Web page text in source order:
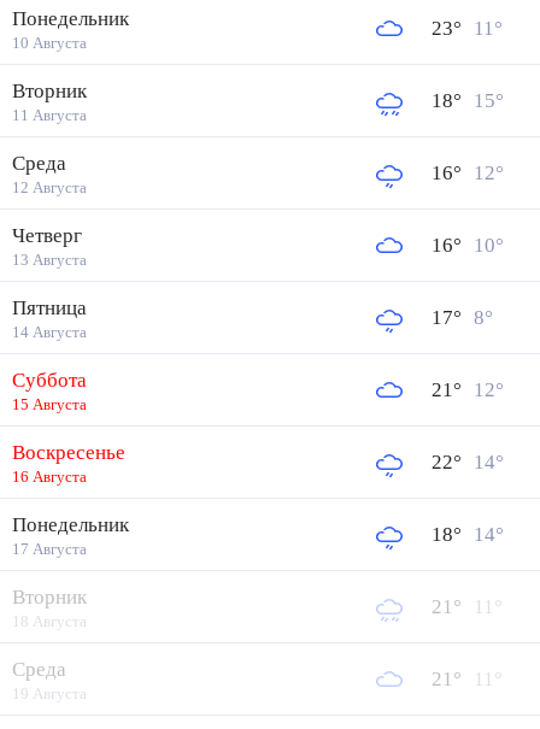
Понедельник
10 Августа
23° 11°
Вторник
11 Августа
18° 15°
Среда
12 Августа
16° 12°
Четверг
13 Августа
16° 10°
Пятница
14 Августа
17° 8°
Суббота
15 Августа
21° 12°
Воскресенье
16 Августа
22° 14°
Понедельник
17 Августа
18° 14°
Вторник
18 Августа
21° 11°
Среда
19 Августа
21° 11°